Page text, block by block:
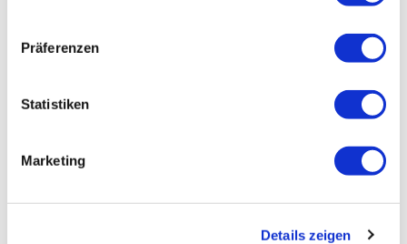
Präferenzen
Statistiken
Marketing
Details zeigen